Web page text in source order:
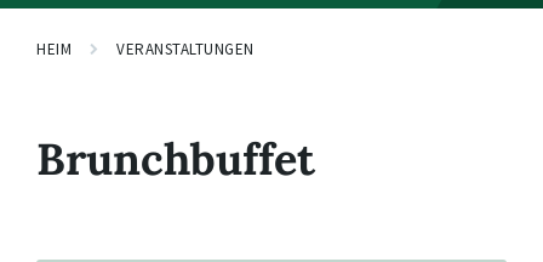
HEIM VERANSTALTUNGEN
Brunchbuffet